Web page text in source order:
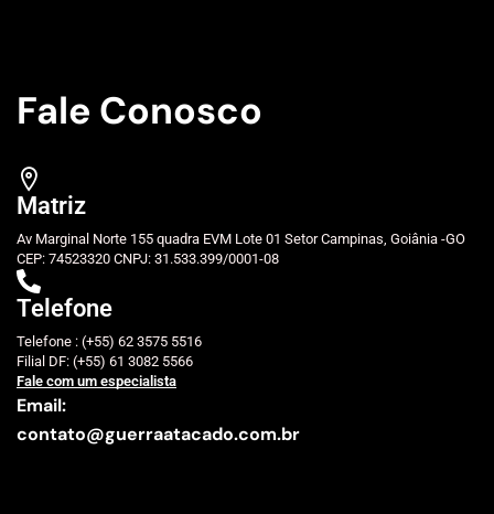
Fale Conosco
Matriz
Av Marginal Norte 155 quadra EVM Lote 01 Setor Campinas, Goiânia -GO
CEP: 74523320 CNPJ: 31.533.399/0001-08
Telefone
Telefone : (+55) 62 3575 5516
Filial DF: (+55) 61 3082 5566
Fale com um especialista
Email:
contato@guerraatacado.com.br